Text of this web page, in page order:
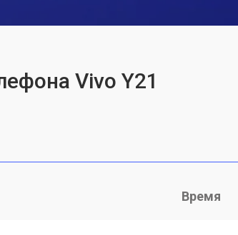
Vivo Y21
Время